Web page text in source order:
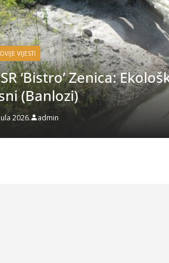
VIJESTI
‘Bistro’ Zenica:
(Banlozi)
2026. admin